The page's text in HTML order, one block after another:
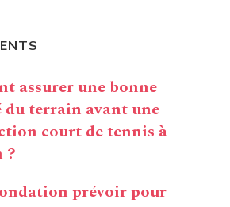
assurer une bonne
terrain avant une
court de tennis à
?
prévoir pour